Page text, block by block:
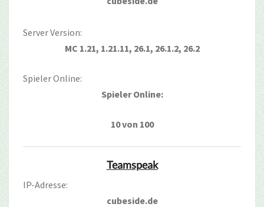
Server Version:
MC 1.21, 1.21.11, 26.1, 26.1.2, 26.2
Spieler Online:
Spieler Online:
10 von 100
Teamspeak
IP-Adresse:
cubeside.de